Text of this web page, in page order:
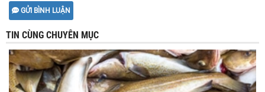
GỬI BÌNH LUẬN
TIN CÙNG CHUYÊN MỤC